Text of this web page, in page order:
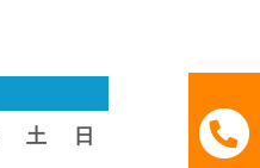
土 日